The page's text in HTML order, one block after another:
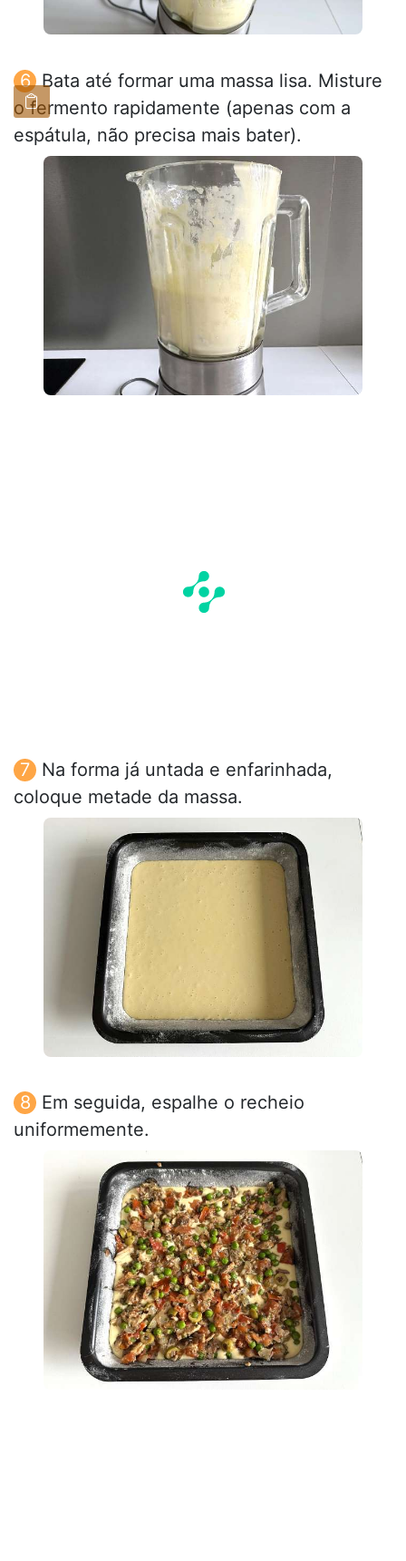
Bata até formar uma massa lisa. Misture
o fermento rapidamente (apenas com a
espátula, não precisa mais bater).
Na forma já untada e enfarinhada,
coloque metade da massa.
Em seguida, espalhe o recheio
uniformemente.